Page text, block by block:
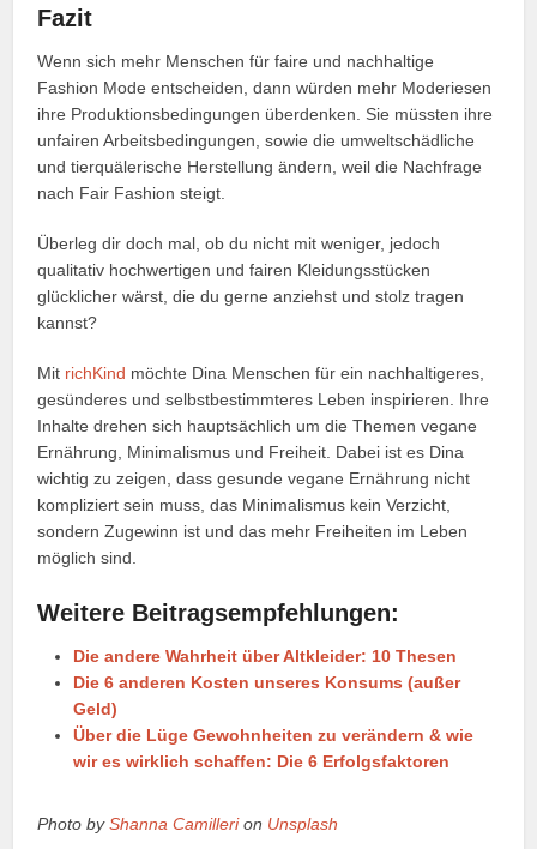
Fazit
Wenn sich mehr Menschen für faire und nachhaltige
Fashion Mode entscheiden, dann würden mehr Moderiesen
ihre Produktionsbedingungen überdenken. Sie müssten ihre
unfairen Arbeitsbedingungen, sowie die umweltschädliche
und tierquälerische Herstellung ändern, weil die Nachfrage
nach Fair Fashion steigt.
Überleg dir doch mal, ob du nicht mit weniger, jedoch
qualitativ hochwertigen und fairen Kleidungsstücken
glücklicher wärst, die du gerne anziehst und stolz tragen
kannst?
Mit richKind möchte Dina Menschen für ein nachhaltigeres,
gesünderes und selbstbestimmteres Leben inspirieren. Ihre
Inhalte drehen sich hauptsächlich um die Themen vegane
Ernährung, Minimalismus und Freiheit. Dabei ist es Dina
wichtig zu zeigen, dass gesunde vegane Ernährung nicht
kompliziert sein muss, das Minimalismus kein Verzicht,
sondern Zugewinn ist und das mehr Freiheiten im Leben
möglich sind.
Weitere Beitragsempfehlungen:
Die andere Wahrheit über Altkleider: 10 Thesen
Die 6 anderen Kosten unseres Konsums (außer
Geld)
Über die Lüge Gewohnheiten zu verändern & wie
wir es wirklich schaffen: Die 6 Erfolgsfaktoren
Photo byShanna Camillerion Unsplash